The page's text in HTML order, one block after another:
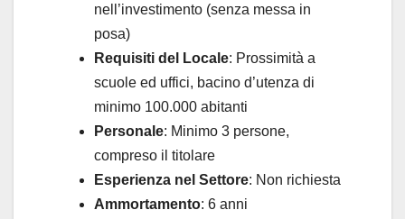
nell’investimento (senza messa in
posa)
Requisiti del Locale: Prossimità a
scuole ed uffici, bacino d’utenza di
minimo 100.000 abitanti
Personale: Minimo 3 persone,
compreso il titolare
Esperienza nel Settore: Non richiesta
Ammortamento: 6 anni